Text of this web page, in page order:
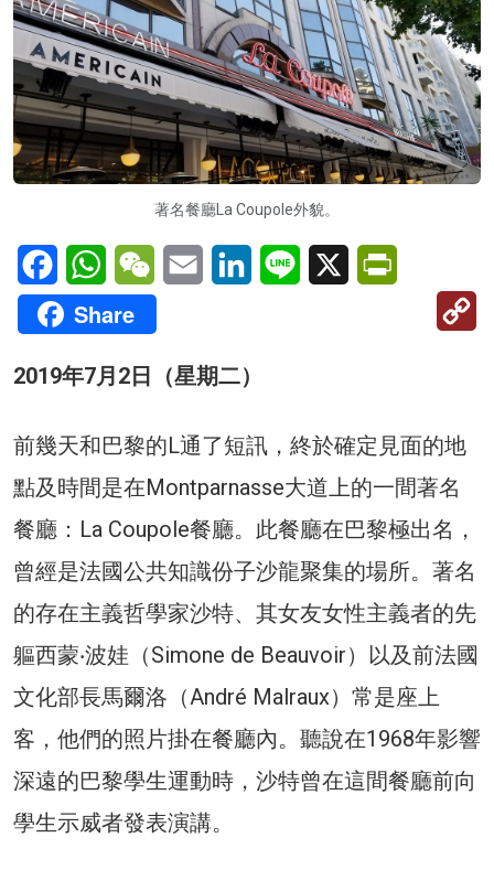
著名餐廳La Coupole外貌。
FacebookWhatsAppWeChatEmail LinkedInLine X
Share
2019年7月2日（星期二）
前幾天和巴黎的L通了短訊，終於確定見面的地
點及時間是在Montparnasse大道上的一間著名
餐廳：La Coupole餐廳。此餐廳在巴黎極出名，
曾經是法國公共知識份子沙龍聚集的場所。著名
的存在主義哲學家沙特、其女友女性主義者的先
軀西蒙‧波娃（Simone de Beauvoir）以及前法國
文化部長馬爾洛（André Malraux）常是座上
客，他們的照片掛在餐廳內。聽說在1968年影響
深遠的巴黎學生運動時，沙特曾在這間餐廳前向
學生示威者發表演講。